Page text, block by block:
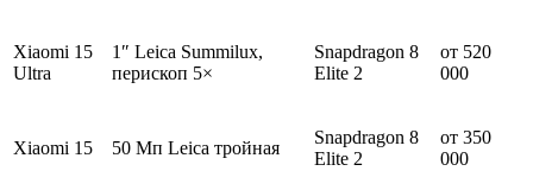
Xiaomi 15
Ultra
1″ Leica Summilux,
перископ 5×
Snapdragon 8
Elite 2
от 520
000
Xiaomi 15 50 Мп Leica тройная
Snapdragon 8
Elite 2
от 350
000